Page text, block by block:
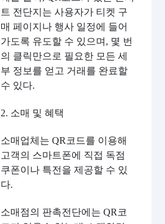
트 전단지는 사용자가 티켓 구
매 페이지나 행사 일정에 들어
가도록 유도할 수 있으며, 몇 번
의 클릭만으로 필요한 모든 세
부 정보를 얻고 거래를 완료할
수 있다.
2. 소매 및 혜택
소매업체는 QR코드를 이용해
고객의 스마트폰에 직접 독점
쿠폰이나 특전을 제공할 수 있
다.
소매점의 판촉전단에는 QR코